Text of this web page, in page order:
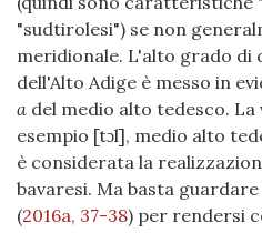
"sudtirolesi") se non
meridionale. L'alto grado di
dell'Alto Adige è messo in
a del medio alto tedesco.
esempio [tɔl], medio alto
è considerata la
bavaresi. Ma basta
(2016a, 37-38) per rendersi